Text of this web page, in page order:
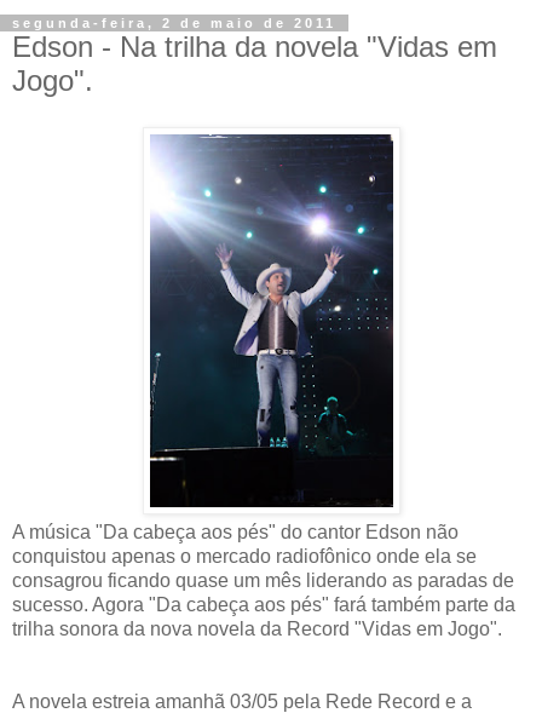
segunda-feira, 2 de maio de 2011
Edson - Na trilha da novela "Vidas em
Jogo".
A música "Da cabeça aos pés" do cantor Edson não
conquistou apenas o mercado radiofônico onde ela se
consagrou ficando quase um mês liderando as paradas de
sucesso. Agora "Da cabeça aos pés" fará também parte da
trilha sonora da nova novela da Record "Vidas em Jogo".
A novela estreia amanhã 03/05 pela Rede Record e a